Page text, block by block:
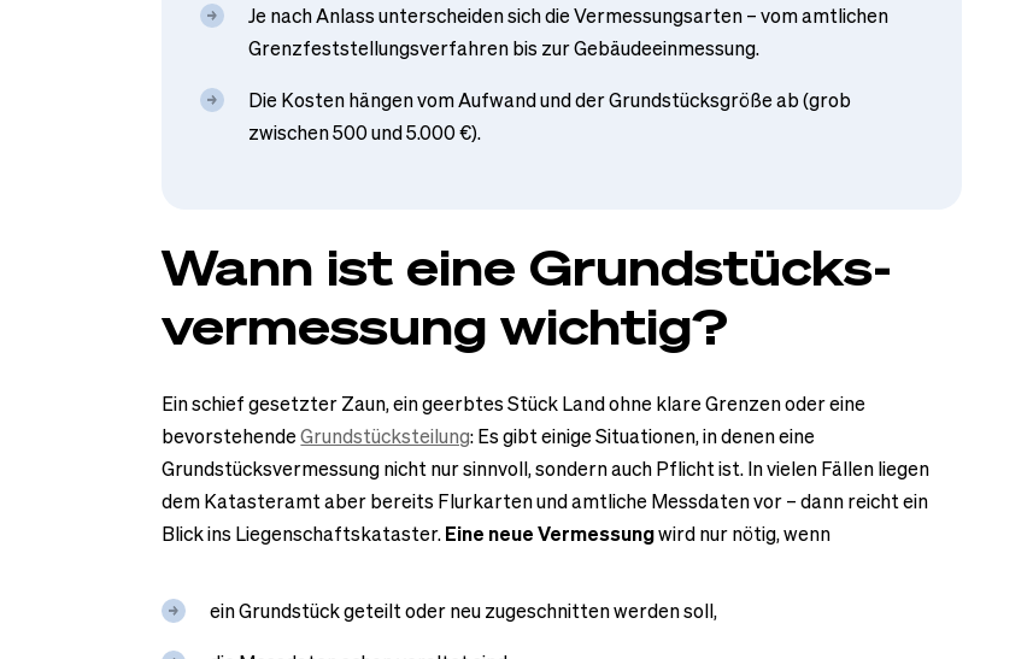
Je nach Anlass unterscheiden sich die Vermessungsarten – vom amtlichen
Grenzfeststellungsverfahren bis zur Gebäudeeinmessung.
Die Kosten hängen vom Aufwand und der Grundstücksgröße ab (grob
zwischen 500 und 5.000 €).
Wann ist eine Grundstücks­
vermessung wichtig?
Ein schief gesetzter Zaun, ein geerbtes Stück Land ohne klare Grenzen oder eine
bevorstehendeGrundstücksteilung: Es gibt einige Situationen, in denen eine
Grundstücksvermessung nicht nur sinnvoll, sondern auch Pflicht ist. In vielen Fällen liegen
dem Katasteramt aber bereits Flurkarten und amtliche Messdaten vor – dann reicht ein
Blick ins Liegenschaftskataster.Eine neue Vermessungwird nur nötig, wenn
ein Grundstück geteilt oder neu zugeschnitten werden soll,